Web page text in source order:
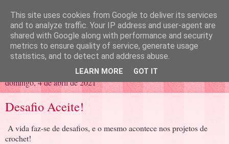
domingo, 4 de abril de 2021
Desafio Aceite!
A vida faz-se de desafios, e o mesmo acontece nos projetos de
crochet!
This site uses cookies from Google to deliver its services
and to analyze traffic. Your IP address and user-agent are
shared with Google along with performance and security
metrics to ensure quality of service, generate usage
statistics, and to detect and address abuse.
LEARN MORE GOT IT